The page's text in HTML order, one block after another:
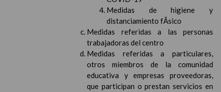
Medidas de higiene y
distanciamiento fÃ­sico
Medidas referidas a las personas
trabajadoras del centro
Medidas referidas a particulares,
otros miembros de la comunidad
educativa y empresas proveedoras,
que participan o prestan servicios en